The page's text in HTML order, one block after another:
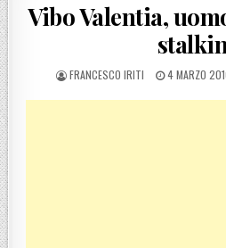
Vibo Valentia,
POSTED BY
FRANCESCO IRITI POSTED ON
4 MARZO